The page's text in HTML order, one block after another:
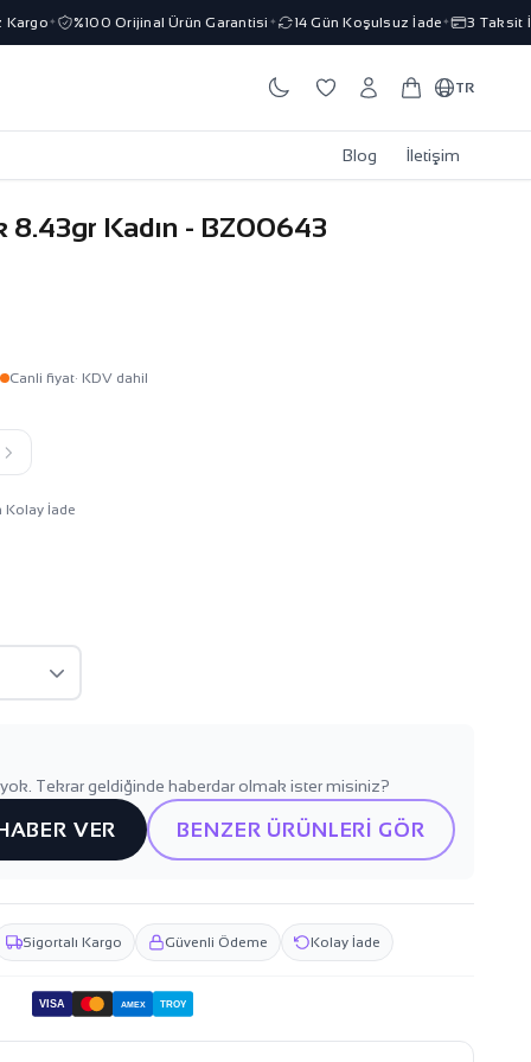
✦ %100 Orijinal Ürün Garantisi✦ 14 Gün Koşulsuz İade ✦ 3 Taksit
TR
Blog İletişim
8.43gr Kadın - BZ00643
Canli fiyat· KDV dahil
Kolay İade
Tekrar geldiğinde haberdar olmak ister misiniz?
VER BENZER ÜRÜNLERİ GÖR
Sigortalı Kargo Güvenli Ödeme Kolay İade
VISA AMEX TROY